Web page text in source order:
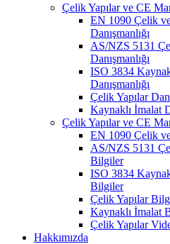
Çelik Yapılar ve CE
EN 1090 Çelik
Danışmanlığı
AS/NZS 5131
Danışmanlığı
ISO 3834
Danışmanlığı
Çelik Yapılar
Kaynaklı İmalat
Çelik Yapılar ve CE
EN 1090 Çelik
AS/NZS 5131
Bilgiler
ISO 3834
Bilgiler
Çelik Yapılar
Kaynaklı İmalat
Çelik Yapılar
Hakkımızda